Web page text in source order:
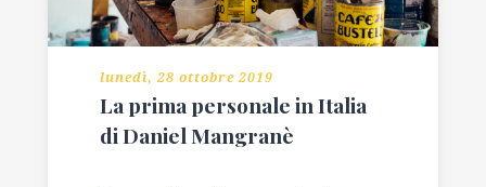
lunedì, 28 ottobre 2019
La prima personale in Italia
di Daniel Mangranè